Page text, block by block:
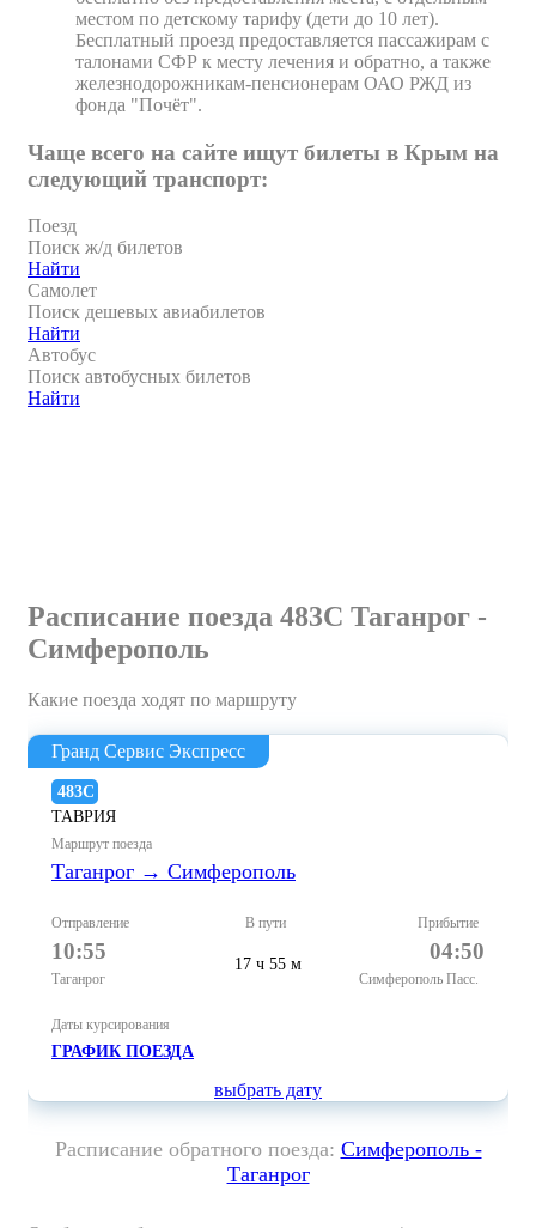
местом по детскому тарифу (дети до 10 лет).
Бесплатный проезд предоставляется пассажирам с
талонами СФР к месту лечения и обратно, а также
железнодорожникам-пенсионерам ОАО РЖД из
фонда "Почёт".
Чаще всего на сайте ищут билеты в Крым на
следующий транспорт:
Поезд
Поиск ж/д билетов
Найти
Самолет
Поиск дешевых авиабилетов
Найти
Автобус
Поиск автобусных билетов
Найти
Расписание поезда 483С Таганрог -
Симферополь
Какие поезда ходят по маршруту
Гранд Сервис Экспресс
483С
ТАВРИЯ
Маршрут поезда
Таганрог → Симферополь
Отправление
10:55
Таганрог
В пути
17 ч 55 м
Прибытие
04:50
Симферополь Пасс.
Даты курсирования
ГРАФИК ПОЕЗДА
выбрать дату
Расписание обратного поезда: Симферополь -
Таганрог